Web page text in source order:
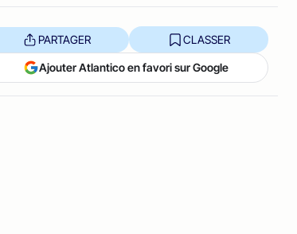
PARTAGER CLASSER
Ajouter Atlantico en favori sur Google